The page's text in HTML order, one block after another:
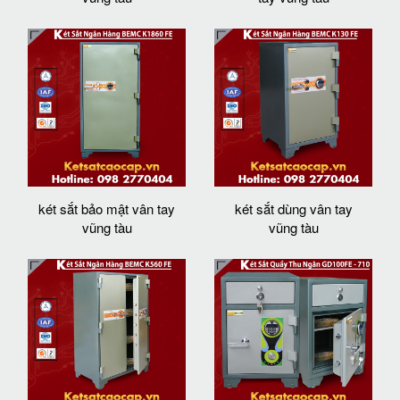
két sắt bảo mật vân tay
vũng tàu
két sắt dùng vân tay
vũng tàu